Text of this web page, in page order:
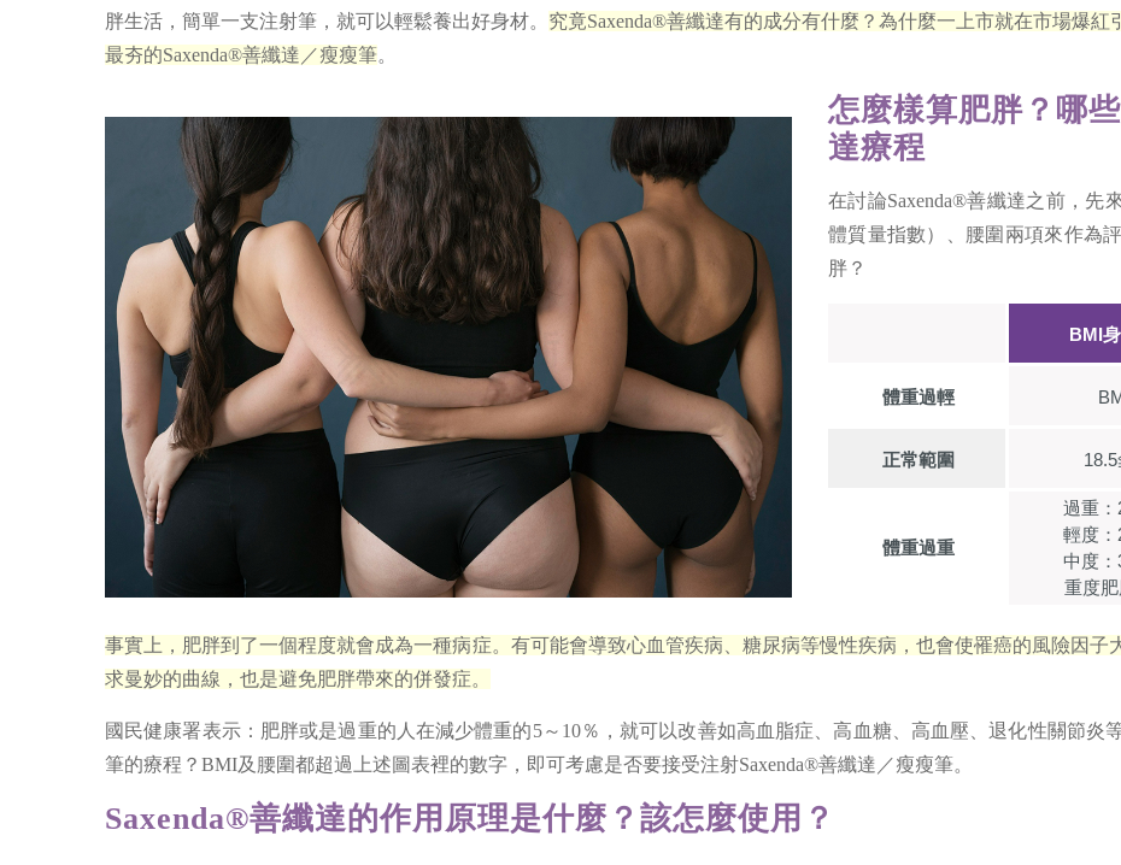
胖生活，簡單一支注射筆，就可以輕鬆養出好身材。 究竟Saxenda®善纖達有的成分有什麼？為什麼一上市就在市場爆
最夯的Saxenda®善纖達／瘦瘦筆。
怎麼樣算肥胖？哪
達療程
在討論Saxenda®善纖達之前，先
體質量指數）、腰圍兩項來作為
胖？
BMI
體重過輕
正常範圍
體重過重
過重
輕度
中度
重度
事實上，肥胖到了一個程度就會成為一種病症。有可能會導致心血管疾病、糖尿病等慢性疾病，也會使罹癌的風險因子
求曼妙的曲線，也是避免肥胖帶來的併發症。
國民健康署表示：肥胖或是過重的人在減少體重的5～10％，就可以改善如高血脂症、高血糖、高血壓、退化性關節炎
筆的療程？BMI及腰圍都超過上述圖表裡的數字，即可考慮是否要接受注射Saxenda®善纖達／瘦瘦筆。
Saxenda®善纖達的作用原理是什麼？該怎麼使用？